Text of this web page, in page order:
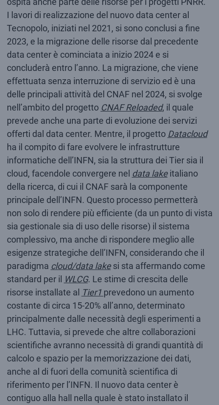
I lavori di realizzazione del nuovo data center al
Tecnopolo, iniziati nel 2021, si sono conclusi a fine
2023, e la migrazione delle risorse dal precedente
data center è cominciata a inizio 2024 e si
concluderà entro l’anno. La migrazione, che viene
effettuata senza interruzione di servizio ed è una
delle principali attività del CNAF nel 2024, si svolge
nell’ambito del progetto CNAF Reloaded, il quale
prevede anche una parte di evoluzione dei servizi
offerti dal data center. Mentre, il progetto Datacloud
ha il compito di fare evolvere le infrastrutture
informatiche dell’INFN, sia la struttura dei Tier sia il
cloud, facendole convergere nel data lakeitaliano
della ricerca, di cui il CNAF sarà la componente
principale dell’INFN. Questo processo permetterà
non solo di rendere più efficiente (da un punto di vista
sia gestionale sia di uso delle risorse) il sistema
complessivo, ma anche di rispondere meglio alle
esigenze strategiche dell’INFN, considerando che il
paradigma cloud/data lakesi sta affermando come
standard per il WLCG. Le stime di crescita delle
risorse installate al Tier1 prevedono un aumento
costante di circa 15-20% all’anno, determinato
principalmente dalle necessità degli esperimenti a
LHC. Tuttavia, si prevede che altre collaborazioni
scientifiche avranno necessità di grandi quantità di
calcolo e spazio per la memorizzazione dei dati,
anche al di fuori della comunità scientifica di
riferimento per l’INFN. Il nuovo data center è
contiguo alla hall nella quale è stato installato il